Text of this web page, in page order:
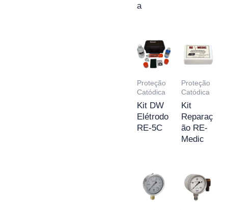
a
Proteção
Catódica
Kit DW
Elétrodo
RE-5C
Proteção
Catódica
Kit
Reparaç
ão RE-
Medic